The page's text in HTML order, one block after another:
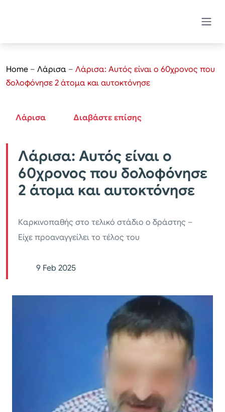
Home – Λάρισα – Λάρισα: Αυτός είναι ο 60χρονος που
δολοφόνησε 2 άτομα και αυτοκτόνησε
Λάρισα Διαβάστε επίσης
Λάρισα: Αυτός είναι ο
60χρονος που δολοφόνησε
2 άτομα και αυτοκτόνησε
Καρκινοπαθής στο τελικό στάδιο ο δράστης –
Είχε προαναγγείλει το τέλος του
9 Feb 2025